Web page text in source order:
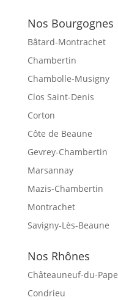
Nos Bourgognes
Bâtard-Montrachet
Chambertin
Chambolle-Musigny
Clos Saint-Denis
Corton
Côte de Beaune
Gevrey-Chambertin
Marsannay
Mazis-Chambertin
Montrachet
Savigny-Lès-Beaune
Nos Rhônes
Châteauneuf-du-Pape
Condrieu